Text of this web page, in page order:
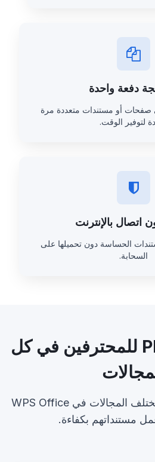
دفعة واحدة
أو مستندات متعددة مرة
لتوفير الوقت.
اتصال بالإنترنت
الحساسة دون تحميلها على
السحابة.
ختم ملفات PDF للمحترفين في كل
يثق المستخدمون من مختلف المجالات في WPS Office
مستنداتهم بكفاءة.